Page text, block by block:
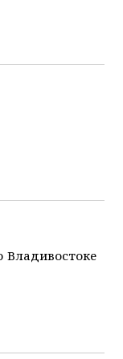
Владивостоке